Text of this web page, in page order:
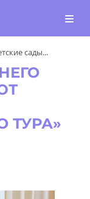
сады...
ТУРА»